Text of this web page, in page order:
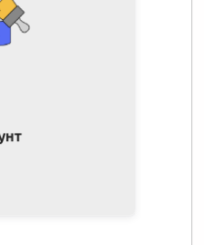
ворсу,
нанесення
потрібно